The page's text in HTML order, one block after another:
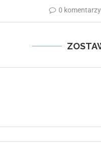
0 komentarzy